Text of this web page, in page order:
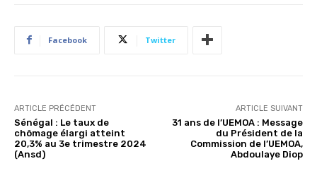
Facebook Twitter
ARTICLE PRÉCÉDENT
Sénégal : Le taux de
chômage élargi atteint
20,3% au 3e trimestre 2024
(Ansd)
ARTICLE SUIVANT
31 ans de l’UEMOA : Message
du Président de la
Commission de l’UEMOA,
Abdoulaye Diop